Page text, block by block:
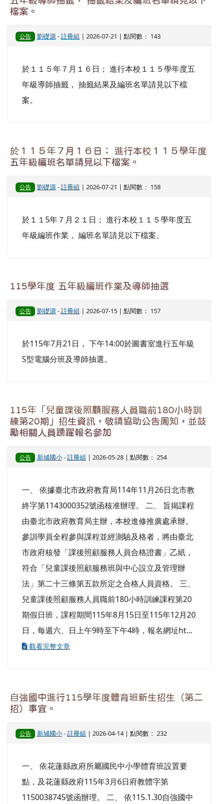
檔案。
公告 劉礎源-註冊組 | 2026-07-21 | 點閱數： 143
於１１５年７月１６日； 進行本校１１５學年度五
年級導師抽籤， 抽籤結果及編班名單請見以下檔
案。
於１１５年７月１６日； 進行本校１１５學年度
五年級編班名單請見以下檔案。
公告 劉礎源-註冊組 | 2026-07-21 | 點閱數： 158
於１１5年７月２１日； 進行本校１１５學年度五
年級編班作業， 編班名單請見以下檔案。
115學年度 五年級編班作業及導師抽選
公告 劉礎源-註冊組 | 2026-07-15 | 點閱數： 157
於115年7月21日， 下午14:00於圖書室進行五年級
S型電腦分班及導師抽選。
115年「兒童課後照顧服務人員職前180小時訓
練第20期」招生資訊，敬請協助公告周知，並鼓
勵相關人員踴躍報名參加
公告 新城國小-註冊組 | 2026-05-28 | 點閱數： 254
一、 依據臺北市政府教育局114年11月26日北市教
終字第1143000352號函核准辦理。 二、 旨揭課程
由臺北市政府教育局主辦，本校進修推廣處承辦。
參訓學員全程參與課程並經測驗及格者，將由臺北
市政府核發「課後照顧服務人員合格證書」乙紙，
符合「兒童課後照顧服務班與中心設立及管理辦
法」第二十三條第五款所定之合格人員資格。 三、
兒童課後照顧服務人員職前180小時訓練課程第20
期假日班，課程期間115年8月15日至115年12月20
日，每週六、日上午9時至下午4時，報名網址ht...
觀看完整文章
自強國中進行115學年度體育班新生招生（第二
招）事宜。
公告 新城國小-註冊組 | 2026-04-14 | 點閱數： 232
一、 依花蓮縣政府所屬國民中小學體育班設置要
點，及花蓮縣政府115年3月6日府教體字第
1150038745號函辦理。 二、 依115.1.30自強國中